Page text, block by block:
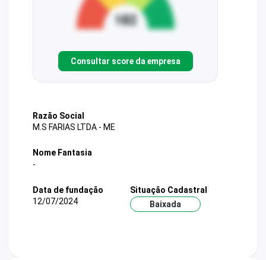
Consultar score da empresa
Razão Social
M.S FARIAS LTDA - ME
Nome Fantasia
-
Data de fundação
12/07/2024
Situação Cadastral
Baixada